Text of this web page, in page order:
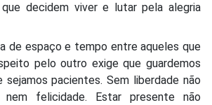
decidem viver e lutar pela alegria
de espaço e tempo entre aqueles que
pelo outro exige que guardemos
sejamos pacientes. Sem liberdade não
felicidade. Estar presente não